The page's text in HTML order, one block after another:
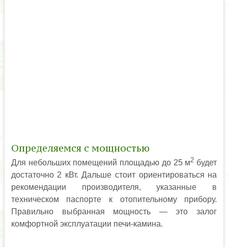
Определяемся с мощностью
Для небольших помещений площадью до 25 м2 будет
достаточно 2 кВт. Дальше стоит ориентироваться на
рекомендации производителя, указанные в
техническом паспорте к отопительному прибору.
Правильно выбранная мощность — это залог
комфортной эксплуатации печи-камина.